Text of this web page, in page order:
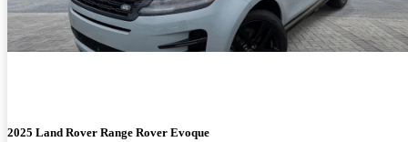
2025 Land Rover Range Rover Evoque